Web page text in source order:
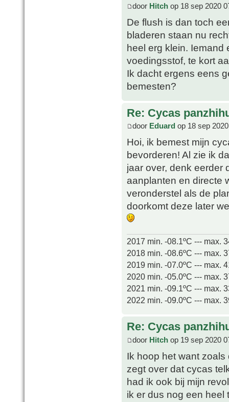
door Hitch op 18 sep 2020
De flush is dan toch
bladeren staan nu
heel erg klein. Iemand
voedingsstof, te kort
Ik dacht ergens eens
bemesten?
Re: Cycas
door Eduard op 18 sep
Hoi, ik bemest mijn
bevorderen! Al zie ik
jaar over, denk eerder
aanplanten en directe
veronderstel als de
doorkomt deze later
2017 min. -08.1ºC --- max.
2018 min. -08.6ºC --- max.
2019 min. -07.0ºC --- max.
2020 min. -05.0ºC --- max.
2021 min. -09.1ºC --- max.
2022 min. -09.0ºC --- max.
Re: Cycas
door Hitch op 19 sep 2020
Ik hoop het want zoals
zegt over dat cycas
had ik ook bij mijn
ik er dus nog een heel